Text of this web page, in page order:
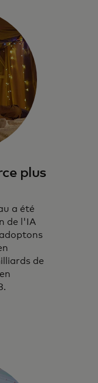
plus
a été
de l'IA
de